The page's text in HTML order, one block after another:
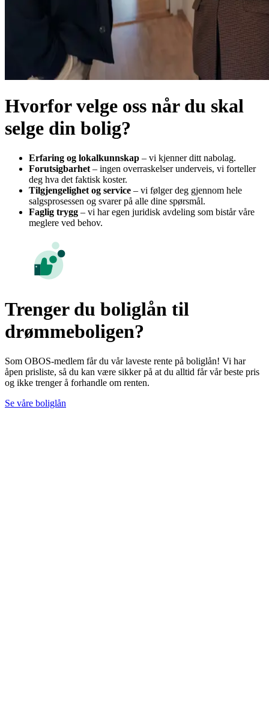
Hvorfor velge oss når du skal
selge din bolig?
Erfaring og lokalkunnskap – vi kjenner ditt nabolag.
Forutsigbarhet – ingen overraskelser underveis, vi forteller
deg hva det faktisk koster.
Tilgjengelighet og service – vi følger deg gjennom hele
salgsprosessen og svarer på alle dine spørsmål.
Faglig trygg – vi har egen juridisk avdeling som bistår våre
meglere ved behov.
Trenger du boliglån til
drømmeboligen?
Som OBOS-medlem får du vår laveste rente på boliglån! Vi har
åpen prisliste, så du kan være sikker på at du alltid får vår beste pris
og ikke trenger å forhandle om renten.
Se våre boliglån